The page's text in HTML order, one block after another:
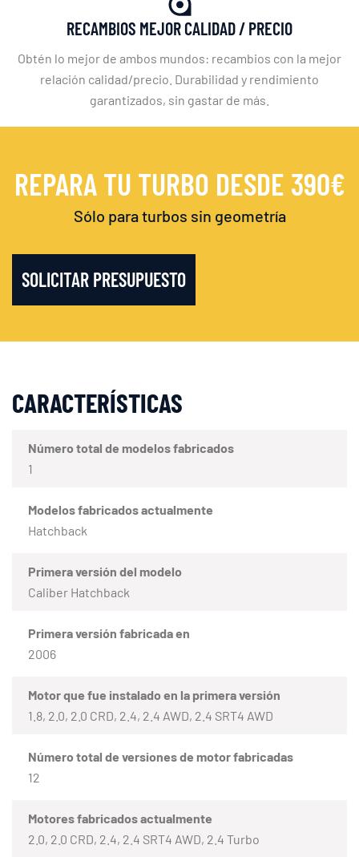
RECAMBIOS MEJOR CALIDAD / PRECIO
Obtén lo mejor de ambos mundos: recambios con la mejor
relación calidad/precio. Durabilidad y rendimiento
garantizados, sin gastar de más.
REPARA TU TURBO DESDE 390€
Sólo para turbos sin geometría
SOLICITAR PRESUPUESTO
CARACTERÍSTICAS
Número total de modelos fabricados
1
Modelos fabricados actualmente
Hatchback
Primera versión del modelo
Caliber Hatchback
Primera versión fabricada en
2006
Motor que fue instalado en la primera versión
1.8, 2.0, 2.0 CRD, 2.4, 2.4 AWD, 2.4 SRT4 AWD
Número total de versiones de motor fabricadas
12
Motores fabricados actualmente
2.0, 2.0 CRD, 2.4, 2.4 SRT4 AWD, 2.4 Turbo